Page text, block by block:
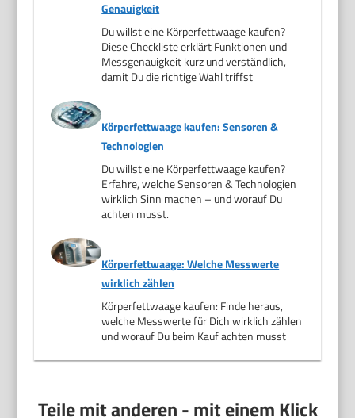
Genauigkeit
Du willst eine Körperfettwaage kaufen?
Diese Checkliste erklärt Funktionen und
Messgenauigkeit kurz und verständlich,
damit Du die richtige Wahl triffst
Körperfettwaage kaufen: Sensoren &
Technologien
Du willst eine Körperfettwaage kaufen?
Erfahre, welche Sensoren & Technologien
wirklich Sinn machen – und worauf Du
achten musst.
Körperfettwaage: Welche Messwerte
wirklich zählen
Körperfettwaage kaufen: Finde heraus,
welche Messwerte für Dich wirklich zählen
und worauf Du beim Kauf achten musst